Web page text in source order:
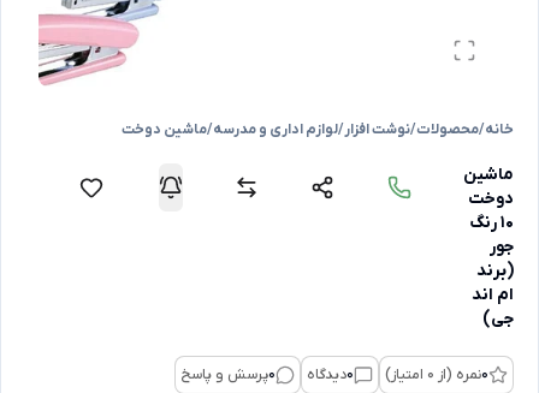
خانه/محصولات/نوشت افزار/لوازم اداری و مدرسه/ماشین دوخت
ماشین
دوخت
10 رنگ
جور
(برند
ام اند
جی)
0نمره (از 0 امتیاز) 0دیدگاه 0پرسش و پاسخ